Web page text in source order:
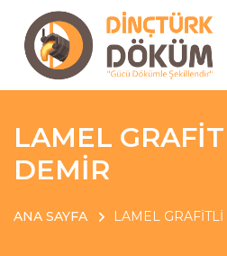
LAMEL
DEMİR
ANA SAYFA LAMEL